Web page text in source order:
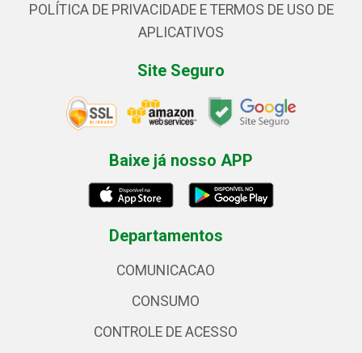
POLÍTICA DE PRIVACIDADE E TERMOS DE USO DE
APLICATIVOS
Site Seguro
Baixe já nosso APP
Departamentos
COMUNICACAO
CONSUMO
CONTROLE DE ACESSO